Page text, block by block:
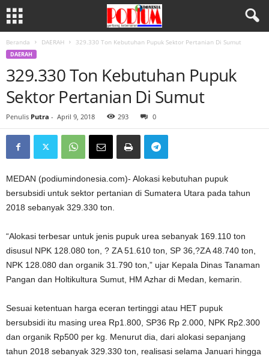
Beranda DAERAH 329.330 Ton Kebutuhan Pupuk Sektor Pertanian Di Sumut
DAERAH
329.330 Ton Kebutuhan Pupuk
Sektor Pertanian Di Sumut
Penulis Putra - April 9, 2018 293 0
MEDAN (podiumindonesia.com)- Alokasi kebutuhan pupuk
bersubsidi untuk sektor pertanian di Sumatera Utara pada tahun
2018 sebanyak 329.330 ton.
“Alokasi terbesar untuk jenis pupuk urea sebanyak 169.110 ton
disusul NPK 128.080 ton, ? ZA 51.610 ton, SP 36,?ZA 48.740 ton,
NPK 128.080 dan organik 31.790 ton,” ujar Kepala Dinas Tanaman
Pangan dan Holtikultura Sumut, HM Azhar di Medan, kemarin.
Sesuai ketentuan harga eceran tertinggi atau HET pupuk
bersubsidi itu masing urea Rp1.800, SP36 Rp 2.000, NPK Rp2.300
dan organik Rp500 per kg. Menurut dia, dari alokasi sepanjang
tahun 2018 sebanyak 329.330 ton, realisasi selama Januari hingga